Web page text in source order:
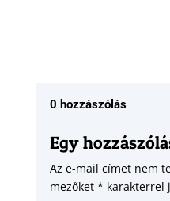
0 hozzászólás
Egy
Az e-mail címet nem
mezőket * karakterrel